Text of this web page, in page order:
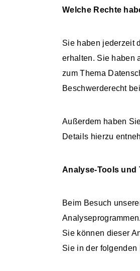
Welche Rechte
Sie haben jederzeit
erhalten. Sie haben
zum Thema
Beschwerderecht
Außerdem haben
Details hierzu
Analyse-Tools und
Beim Besuch
Sie können dieser
Sie in der folgenden